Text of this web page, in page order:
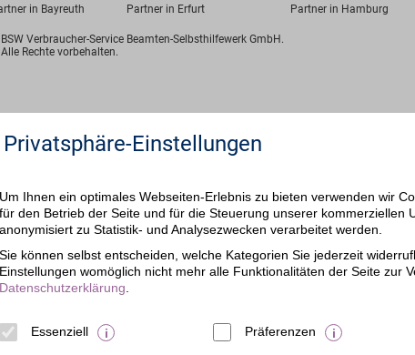
in Bayreuth
Partner in Erfurt Partner in Hamburg
Verbraucher-Service Beamten-Selbsthilfewerk GmbH.
Alle Rechte vorbehalten.
Privatsphäre-Einstellungen
Um Ihnen ein optimales Webseiten-Erlebnis zu bieten verwenden wir
für den Betrieb der Seite und für die Steuerung unserer
anonymisiert zu Statistik- und Analysezwecken verarbeitet werden.
Sie können selbst entscheiden, welche Kategorien Sie jederzeit
Einstellungen womöglich nicht mehr alle Funktionalitäten der Seite zur
Datenschutzerklärung
Essenziell Präferenzen